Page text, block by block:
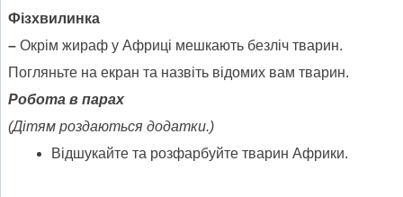
Фізхвилинка
– Окрім жираф у Африці мешкають безліч тварин.
Погляньте на екран та назвіть відомих вам тварин.
Робота в парах
(Дітям роздаються додатки.)
Відшукайте та розфарбуйте тварин Африки.